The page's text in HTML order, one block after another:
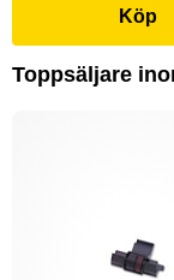
Köp
Toppsäljare